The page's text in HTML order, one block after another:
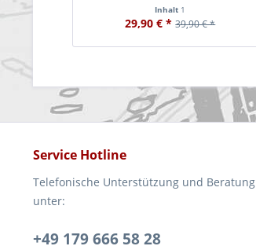
Inhalt 1
29,90 € * 39,90 € *
Service Hotline
Telefonische Unterstützung und Beratung
unter:
+49 179 666 58 28